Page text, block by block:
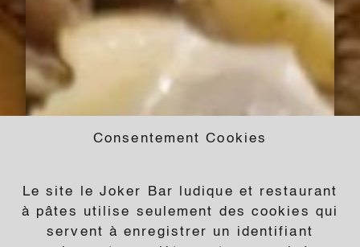
Consentement Cookies
Le site le Joker Bar ludique et restaurant
à pâtes utilise seulement des cookies qui
servent à enregistrer un identifiant